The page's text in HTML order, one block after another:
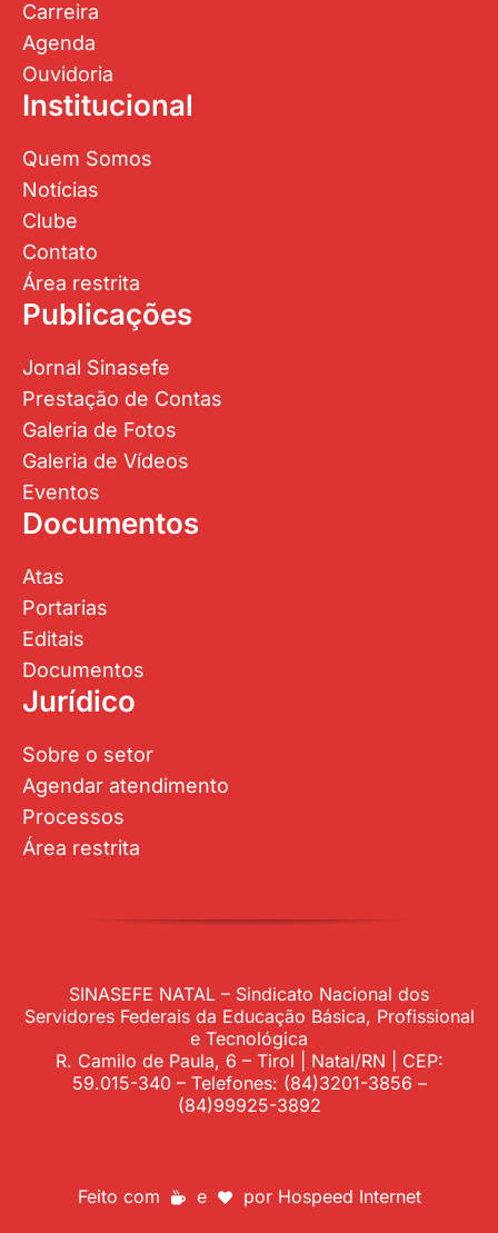
Carreira
Agenda
Ouvidoria
Institucional
Quem Somos
Notícias
Clube
Contato
Área restrita
Publicações
Jornal Sinasefe
Prestação de Contas
Galeria de Fotos
Galeria de Vídeos
Eventos
Documentos
Atas
Portarias
Editais
Documentos
Jurídico
Sobre o setor
Agendar atendimento
Processos
Área restrita
SINASEFE NATAL – Sindicato Nacional dos
Servidores Federais da Educação Básica, Profissional
e Tecnológica
R. Camilo de Paula, 6 – Tirol | Natal/RN | CEP:
59.015-340 – Telefones: (84)3201-3856 –
(84)99925-3892
Feito com e por Hospeed Internet